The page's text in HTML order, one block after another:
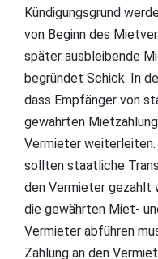
Kündigungsgrund
von Beginn des
später ausbleibende
begründet Schick. In
dass Empfänger von
gewährten
Vermieter weiterleiten.
sollten staatliche
den Vermieter gezahlt
die gewährten Miet-
Vermieter abführen
Zahlung an den